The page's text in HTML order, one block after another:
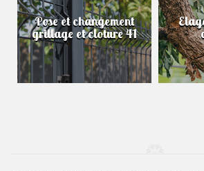
Pose et changement
grillage et cloture 41